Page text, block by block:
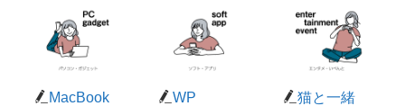
Click
MacBook
WP
猫と一緒